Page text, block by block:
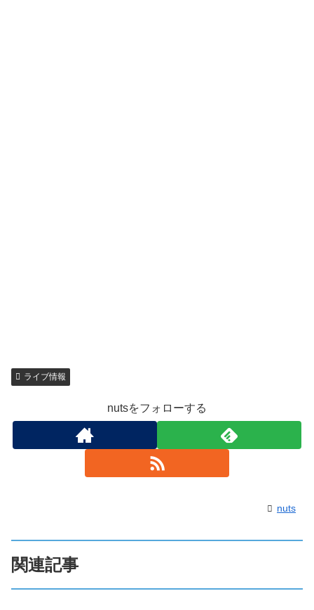
ライブ情報
nutsをフォローする
nuts
関連記事